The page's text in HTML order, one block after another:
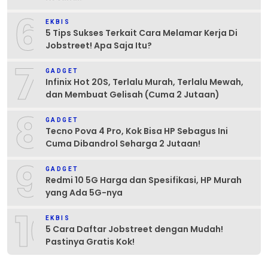
6 EKBIS
5 Tips Sukses Terkait Cara Melamar Kerja Di
Jobstreet! Apa Saja Itu?
7 GADGET
Infinix Hot 20S, Terlalu Murah, Terlalu Mewah,
dan Membuat Gelisah (Cuma 2 Jutaan)
8 GADGET
Tecno Pova 4 Pro, Kok Bisa HP Sebagus Ini
Cuma Dibandrol Seharga 2 Jutaan!
9 GADGET
Redmi 10 5G Harga dan Spesifikasi, HP Murah
yang Ada 5G-nya
10EKBIS
5 Cara Daftar Jobstreet dengan Mudah!
Pastinya Gratis Kok!